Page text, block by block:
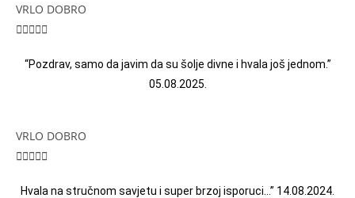
VRLO DOBRO

“Pozdrav, samo da javim da su šolje divne i hvala još jednom.”
05.08.2025.
VRLO DOBRO

Hvala na stručnom savjetu i super brzoj isporuci…” 14.08.2024.